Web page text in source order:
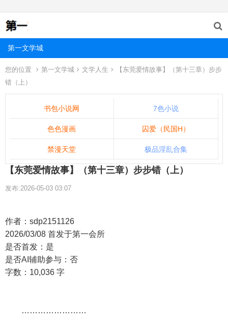
第一文学城
您的位置 第一文学城 文学人生
【东莞爱情故事】（第十三章）步步
错（上）
书包小说网 7色小说
色色漫画 囚爱（民国H）
禁漫天堂 极品淫乱合集
【东莞爱情故事】（第十三章）步步错（上）
发布:2026-05-03 03:07
作者：sdp2151126
2026/03/08 首发于第一会所
是否首发：是
是否AI辅助参与：否
字数：10,036 字
……………………